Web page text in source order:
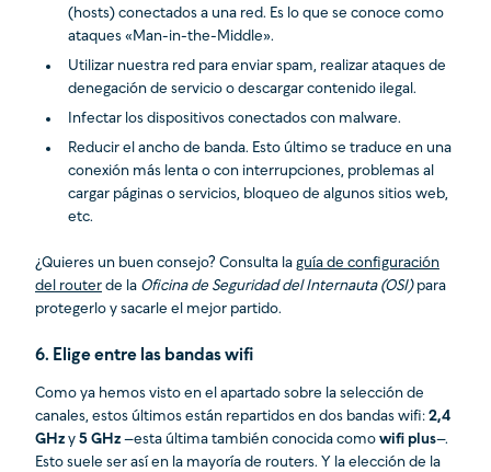
(hosts) conectados a una red. Es lo que se conoce como
ataques «Man-in-the-Middle».
Utilizar nuestra red para enviar spam, realizar ataques de
denegación de servicio o descargar contenido ilegal.
Infectar los dispositivos conectados con malware.
Reducir el ancho de banda. Esto último se traduce en una
conexión más lenta o con interrupciones, problemas al
cargar páginas o servicios, bloqueo de algunos sitios web,
etc.
¿Quieres un buen consejo? Consulta la guía de configuración
del router de la Oficina de Seguridad del Internauta (OSI)para
protegerlo y sacarle el mejor partido.
6. Elige entre las bandas wifi
Como ya hemos visto en el apartado sobre la selección de
canales, estos últimos están repartidos en dos bandas wifi: 2,4
GHz y 5 GHz –esta última también conocida como wifi plus–.
Esto suele ser así en la mayoría de routers. Y la elección de la